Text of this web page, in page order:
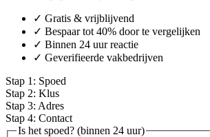
✓ Gratis & vrijblijvend
✓ Bespaar tot 40% door te vergelijken
✓ Binnen 24 uur reactie
✓ Geverifieerde vakbedrijven
Stap 1 : Spoed
Stap 2: Klus
Stap 3: Adres
Stap 4: Contact
Is het spoed? (binnen 24 uur)